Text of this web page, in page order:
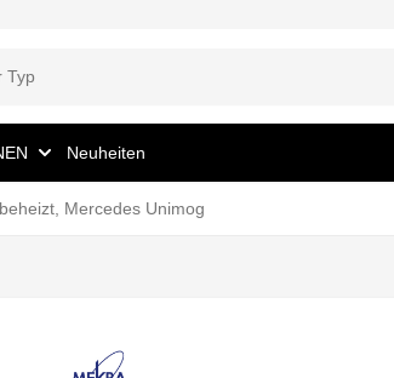
Neuheiten
Mercedes Unimog